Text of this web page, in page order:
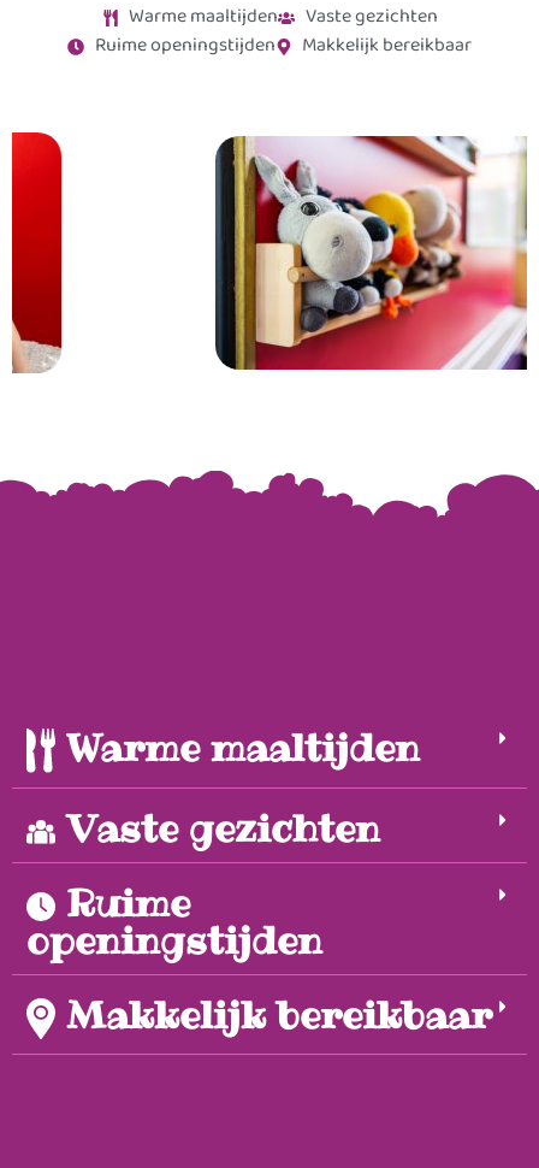
Warme maaltijden
Vaste gezichten
Ruime openingstijden
Makkelijk bereikbaar
Warme maaltijden
Vaste gezichten
Ruime
openingstijden
Makkelijk bereikbaar